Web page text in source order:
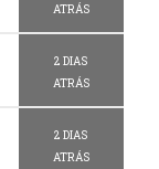
ATRÁS
2 DIAS
ATRÁS
2 DIAS
ATRÁS